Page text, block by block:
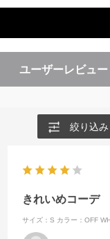
ユーザーレビュー
絞り込み
きれいめコーデ
サイズ：S カラー：OFF